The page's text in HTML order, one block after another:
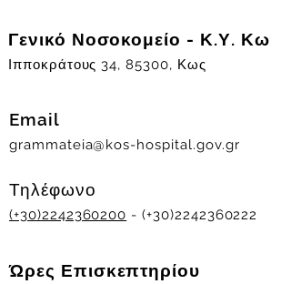
Γενικό Νοσοκομείο - Κ.Υ. Κω
Ιπποκράτους 34, 85300, Κως
Email
grammateia@kos-hospital.gov.gr
Τηλέφωνο
(+30)2242360200 - (+30)2242360222
Ώρες Επισκεπτηρίου